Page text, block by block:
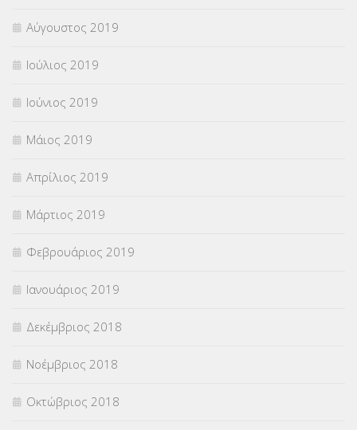
Αύγουστος 2019
Ιούλιος 2019
Ιούνιος 2019
Μάιος 2019
Απρίλιος 2019
Μάρτιος 2019
Φεβρουάριος 2019
Ιανουάριος 2019
Δεκέμβριος 2018
Νοέμβριος 2018
Οκτώβριος 2018